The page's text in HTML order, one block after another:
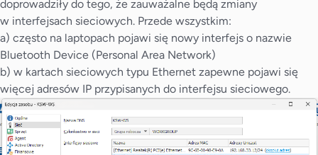
doprowadziły do tego, że zauważalne będą zmiany
w interfejsach sieciowych. Przede wszystkim:
a) często na laptopach pojawi się nowy interfejs o nazwie
Bluetooth Device (Personal Area Network)
b) w kartach sieciowych typu Ethernet zapewne pojawi się
więcej adresów IP przypisanych do interfejsu sieciowego.